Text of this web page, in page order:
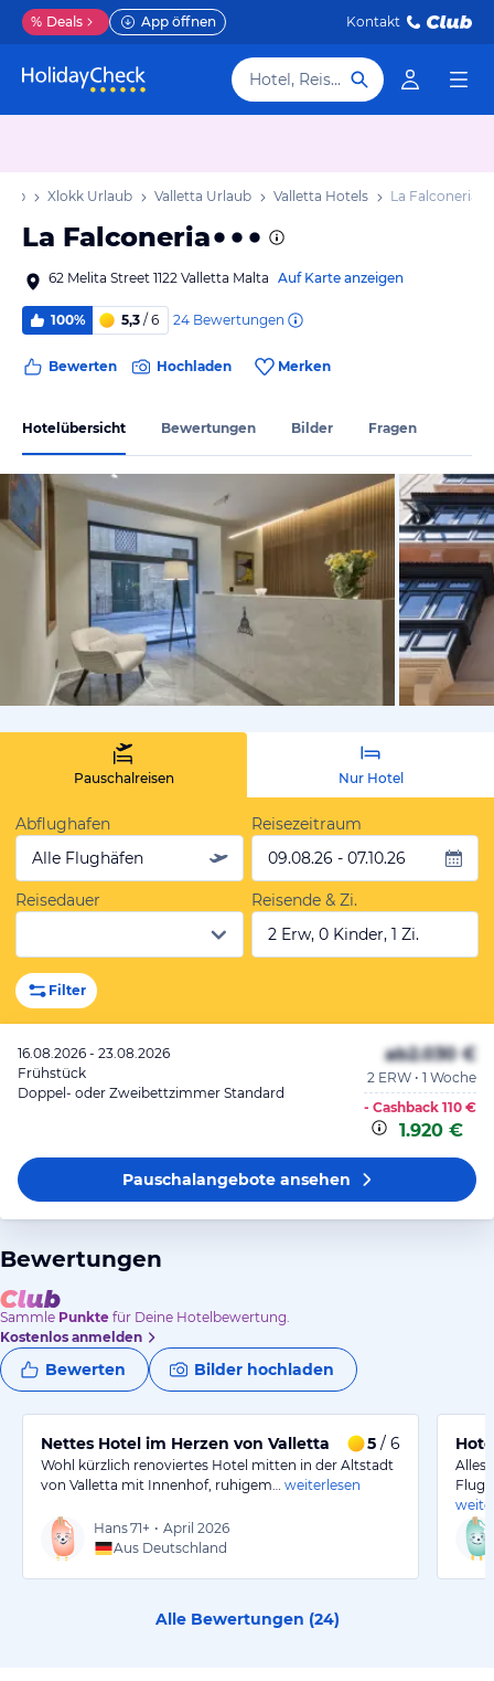
% Deals App öffnen Kontakt
Hotel, Reiseziel
Xlokk Urlaub Valletta Urlaub Valletta Hotels La Falconeria
La Falconeria
62 Melita Street 1122 Valletta Malta Auf Karte anzeigen
100% 5,3 / 6 24 Bewertungen
Bewerten Hochladen Merken
Hotelübersicht Bewertungen Bilder Fragen
von
Pauschalreisen Nur Hotel
Abflughafen
Alle Flughäfen
Reisezeitraum
09.08.26 - 07.10.26
Reisedauer
Reisende & Zi.
2 Erw, 0 Kinder, 1 Zi.
Filter
16.08.2026 - 23.08.2026
Frühstück
Doppel- oder Zweibettzimmer Standard
ab2.030 €
2 ERW • 1 Woche
- Cashback 110 €
1.920 €
Pauschalangeboteansehen
Bewertungen
Sammle Punkte für Deine Hotelbewertung.
Kostenlos anmelden
Bewerten Bilder hochladen
Nettes Hotel im Herzen von Valletta 5 / 6
Wohl kürzlich renoviertes Hotel mitten in der Altstadt
von Valletta mit Innenhof, ruhigem…
weiterlesen
Hans71+ • April 2026
Aus Deutschland
Alles
Alle Bewertungen (24)